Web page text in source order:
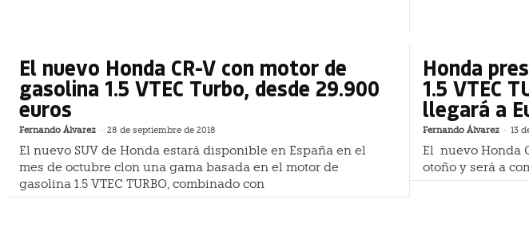
El nuevo Honda CR-V con motor de
gasolina 1.5 VTEC Turbo, desde 29.900
euros
Fernando Álvarez - 28 de septiembre de 2018
El nuevo SUV de Honda estará disponible en España en el
mes de octubre clon una gama basada en el motor de
gasolina 1.5 VTEC TURBO, combinado con
Honda
1.5 VTEC
llegará a
Fernando Álvarez - 13
El nuevo Honda
otoño y será a